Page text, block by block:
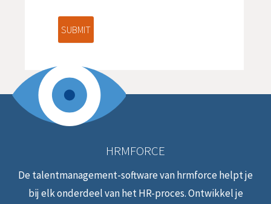
SUBMIT
HRMFORCE
De talentmanagement-software van hrmforce helpt je
bij elk onderdeel van het HR-proces. Ontwikkel je